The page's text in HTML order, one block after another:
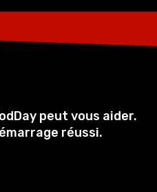
peut vous aider.
réussi.